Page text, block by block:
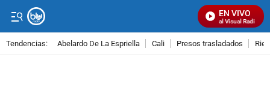
EN VIVO
Señal Visual Radio
Tendencias: Abelardo De La Espriella Cali Presos trasladados